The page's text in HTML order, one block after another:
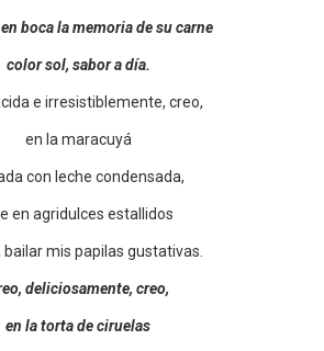
boca la memoria de su carne
color sol, sabor a día.
e irresistiblemente, creo,
en la maracuyá
con leche condensada,
en agridulces estallidos
bailar mis papilas gustativas.
deliciosamente, creo,
en la torta de ciruelas